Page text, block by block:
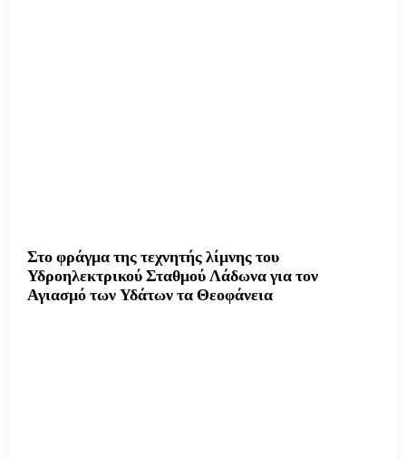
Στο φράγμα της τεχνητής λίμνης του
Υδροηλεκτρικού Σταθμού Λάδωνα για τον
Αγιασμό των Υδάτων τα Θεοφάνεια